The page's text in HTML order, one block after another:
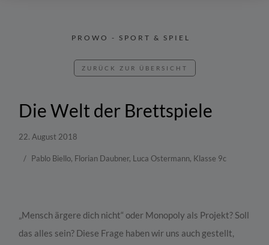
PROWO - SPORT & SPIEL
ZURÜCK ZUR ÜBERSICHT
Die Welt der Brettspiele
22. August 2018
Pablo Biello, Florian Daubner, Luca Ostermann, Klasse 9c
„Mensch ärgere dich nicht“ oder Monopoly als Projekt? Soll
das alles sein? Diese Frage haben wir uns auch gestellt,